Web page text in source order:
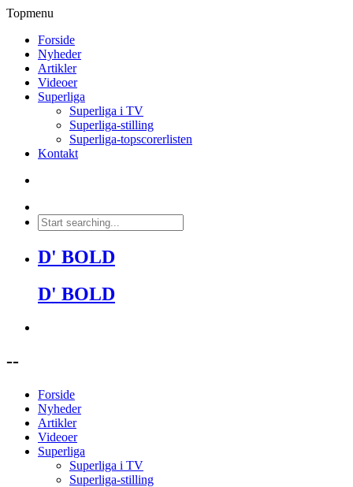
Topmenu
Forside
Nyheder
Artikler
Videoer
Superliga
Superliga i TV
Superliga-stilling
Superliga-topscorerlisten
Kontakt
D' BOLD
D' BOLD
--
Forside
Nyheder
Artikler
Videoer
Superliga
Superliga i TV
Superliga-stilling